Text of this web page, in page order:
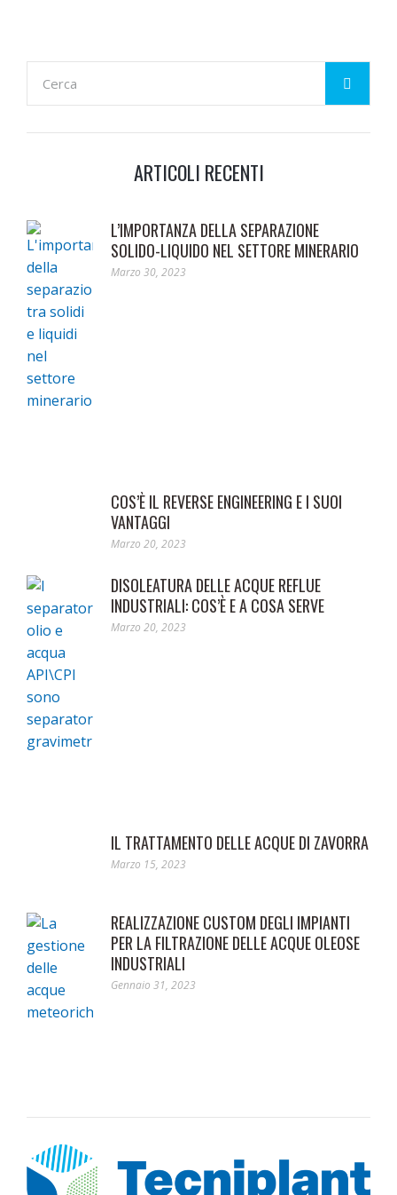
ARTICOLI RECENTI
L’IMPORTANZA DELLA SEPARAZIONE
SOLIDO-LIQUIDO NEL SETTORE MINERARIO
Marzo 30, 2023
COS’È IL REVERSE ENGINEERING E I SUOI
VANTAGGI
Marzo 20, 2023
DISOLEATURA DELLE ACQUE REFLUE
INDUSTRIALI: COS’È E A COSA SERVE
Marzo 20, 2023
IL TRATTAMENTO DELLE ACQUE DI ZAVORRA
Marzo 15, 2023
REALIZZAZIONE CUSTOM DEGLI IMPIANTI
PER LA FILTRAZIONE DELLE ACQUE OLEOSE
INDUSTRIALI
Gennaio 31, 2023